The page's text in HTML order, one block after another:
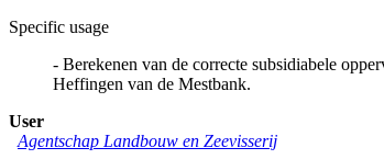
Specific usage
- Berekenen van de correcte subsidiabele
Heffingen van de Mestbank.
User
Agentschap Landbouw en Zeevisserij